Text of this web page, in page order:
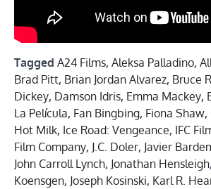
Tagged A24 Films, Aleksa Palladino,
Brad Pitt, Brian Jordan Alvarez, Bruce
Dickey, Damson Idris, Emma Mackey,
La Película, Fan Bingbing, Fiona Shaw,
Hot Milk, Ice Road: Vengeance, IFC
Film Company, J.C. Doler, Javier
John Carroll Lynch, Jonathan Hensleigh,
Koensgen, Joseph Kosinski, Karl R.